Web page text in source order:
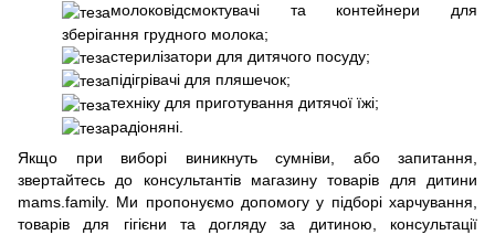
молоковідсмоктувачі та контейнери для
зберігання грудного молока;
стерилізатори для дитячого посуду;
підігрівачі для пляшечок;
техніку для приготування дитячої їжі;
радіоняні.
Якщо при виборі виникнуть сумніви, або запитання,
звертайтесь до консультантів магазину товарів для дитини
mams.family. Ми пропонуємо допомогу у підборі харчування,
товарів для гігієни та догляду за дитиною, консультації